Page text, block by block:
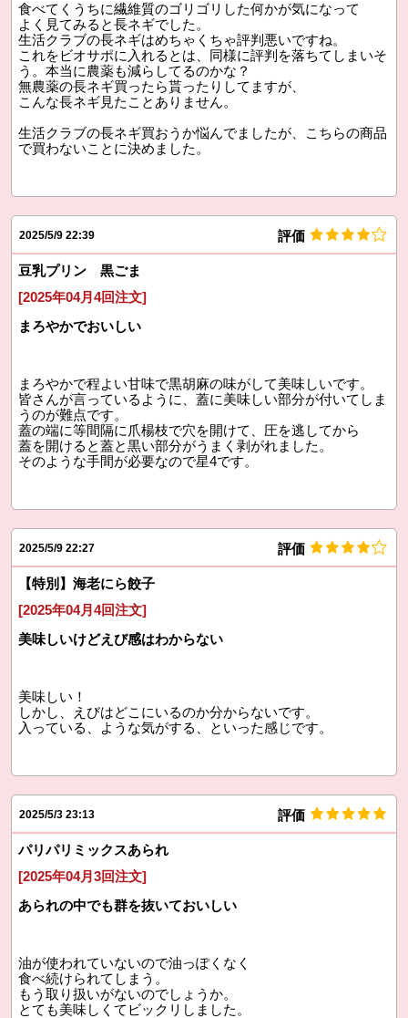
食べてくうちに繊維質のゴリゴリした何かが気になって
よく見てみると長ネギでした。
生活クラブの長ネギはめちゃくちゃ評判悪いですね。
これをビオサポに入れるとは、同様に評判を落ちてしまいそ
う。本当に農薬も減らしてるのかな？
無農薬の長ネギ買ったら貰ったりしてますが、
こんな長ネギ見たことありません。
生活クラブの長ネギ買おうか悩んでましたが、こちらの商品
で買わないことに決めました。
2025/5/9 22:39 評価
豆乳プリン 黒ごま
[2025年04月4回注文]
まろやかでおいしい
まろやかで程よい甘味で黒胡麻の味がして美味しいです。
皆さんが言っているように、蓋に美味しい部分が付いてしま
うのが難点です。
蓋の端に等間隔に爪楊枝で穴を開けて、圧を逃してから
蓋を開けると蓋と黒い部分がうまく剥がれました。
そのような手間が必要なので星4です。
2025/5/9 22:27 評価
【特別】海老にら餃子
[2025年04月4回注文]
美味しいけどえび感はわからない
美味しい！
しかし、えびはどこにいるのか分からないです。
入っている、ような気がする、といった感じです。
2025/5/3 23:13 評価
パリパリミックスあられ
[2025年04月3回注文]
あられの中でも群を抜いておいしい
油が使われていないので油っぽくなく
食べ続けられてしまう。
もう取り扱いがないのでしょうか。
とても美味しくてビックリしました。